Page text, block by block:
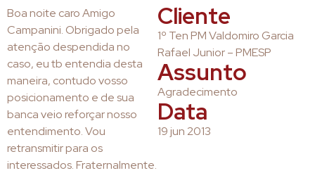
Boa noite caro Amigo
Campanini. Obrigado pela
atenção despendida no
caso, eu tb entendia desta
maneira, contudo vosso
posicionamento e de sua
banca veio reforçar nosso
entendimento. Vou
retransmitir para os
interessados. Fraternalmente.
Cliente
1º Ten PM Valdomiro Garcia
Rafael Junior – PMESP
Assunto
Agradecimento
Data
19 jun 2013